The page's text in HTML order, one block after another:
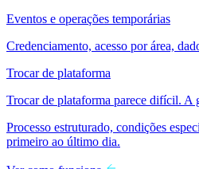
Eventos e operações temporárias
Credenciamento, acesso por área,
Trocar de plataforma
Trocar de plataforma parece difícil. A
Processo estruturado, condições
primeiro ao último dia.